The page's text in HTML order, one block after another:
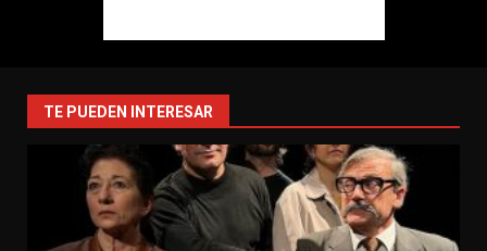
TE PUEDEN INTERESAR